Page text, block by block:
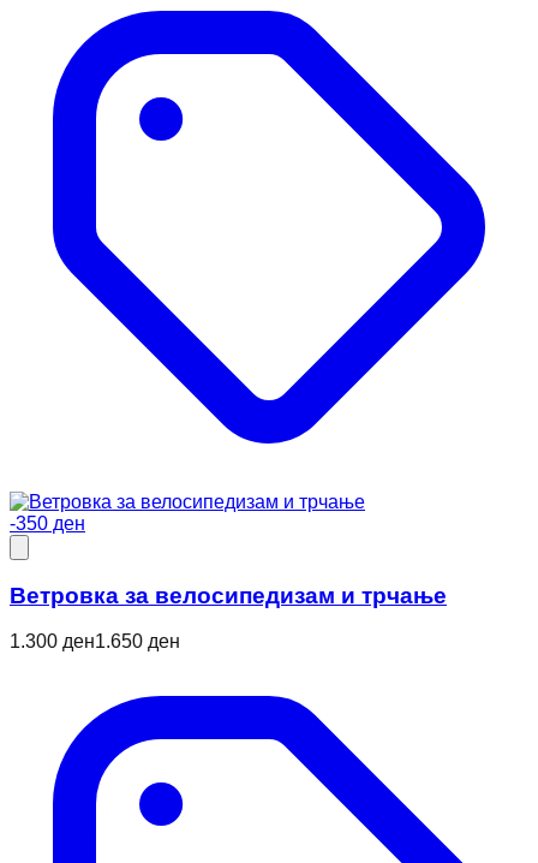
-350 ден
Ветровкa за велосипедизам и трчање
1.300 ден1.650 ден